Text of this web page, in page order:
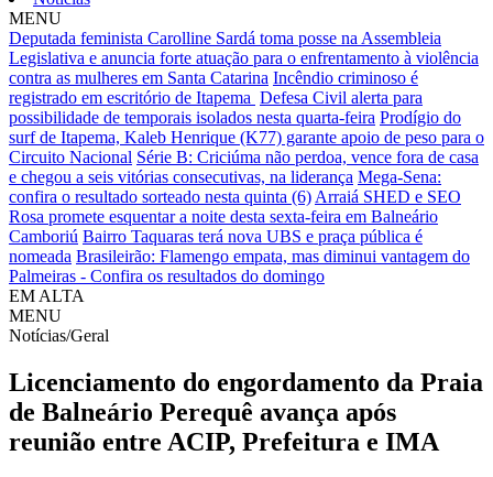
MENU
Deputada feminista Carolline Sardá toma posse na Assembleia
Legislativa e anuncia forte atuação para o enfrentamento à violência
contra as mulheres em Santa Catarina Incêndio criminoso é
registrado em escritório de Itapema Defesa Civil alerta para
possibilidade de temporais isolados nesta quarta-feira Prodígio do
surf de Itapema, Kaleb Henrique (K77) garante apoio de peso para o
Circuito Nacional Série B: Criciúma não perdoa, vence fora de casa
e chegou a seis vitórias consecutivas, na liderança Mega-Sena:
confira o resultado sorteado nesta quinta (6) Arraiá SHED e SEO
Rosa promete esquentar a noite desta sexta-feira em Balneário
Camboriú Bairro Taquaras terá nova UBS e praça pública é
nomeada Brasileirão: Flamengo empata, mas diminui vantagem do
Palmeiras - Confira os resultados do domingo
EM ALTA
MENU
Notícias/Geral
Licenciamento do engordamento da Praia
de Balneário Perequê avança após
reunião entre ACIP, Prefeitura e IMA